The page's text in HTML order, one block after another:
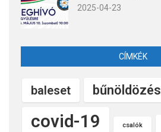
2025-04-23
CÍMKÉK
baleset bűnöldözés
covid-19 csalók